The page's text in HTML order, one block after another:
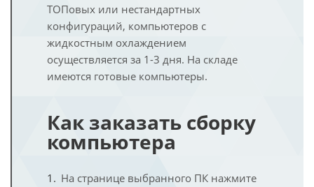
ТОПовых или нестандартных
конфигураций, компьютеров с
жидкостным охлаждением
осуществляется за 1-3 дня. На складе
имеются готовые компьютеры.
Как заказать сборку
компьютера
На странице выбранного ПК нажмите